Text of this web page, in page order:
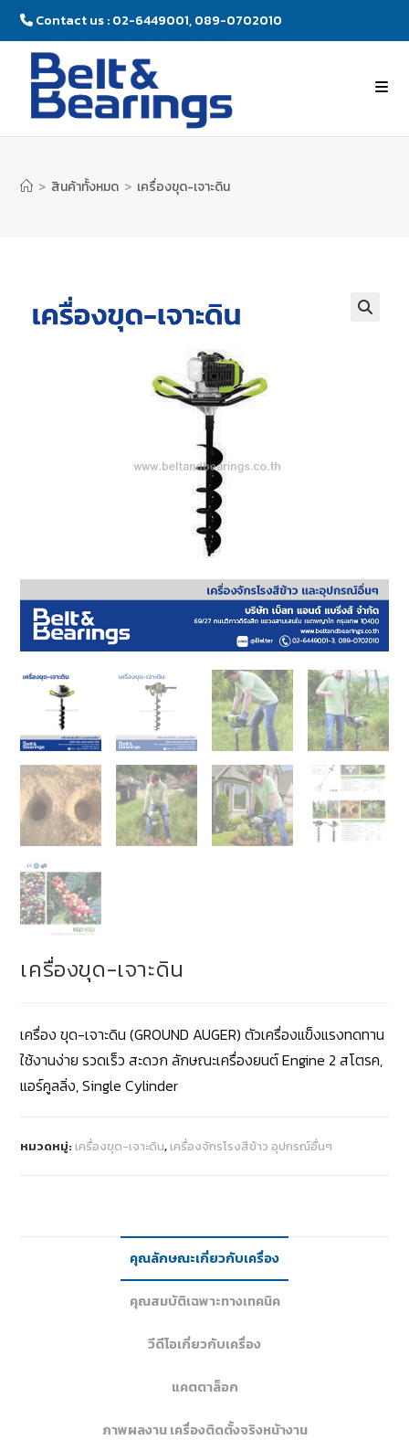
Contact us : 02-6449001, 089-0702010
> สินค้าทั้งหมด > เครื่องขุด-เจาะดิน
เครื่องขุด-เจาะดิน
เครื่อง ขุด-เจาะดิน (GROUND AUGER) ตัวเครื่องแข็งแรงทดทาน
ใช้งานง่าย รวดเร็ว สะดวก ลักษณะเครื่องยนต์ Engine 2 สโตรค,
แอร์คูลลิ่ง, Single Cylinder
หมวดหมู่:เครื่องขุด-เจาะดิน,เครื่องจักรโรงสีข้าว อุปกรณ์อื่นๆ
คุณลักษณะเกี่ยวกับเครื่อง
คุณสมบัติเฉพาะทางเทคนิค
วีดีโอเกี่ยวกับเครื่อง
แคตตาล็อก
ภาพผลงาน เครื่องติดตั้งจริงหน้างาน